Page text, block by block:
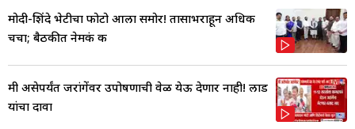
मोदी-शिंदे भेटीचा फोटो आला समोर! तासाभराहून अधिक
चर्चा; बैठकीत नेमकं क
मी असेपर्यंत जरांगेंवर उपोषणाची वेळ येऊ देणार नाही! लाड
यांचा दावा